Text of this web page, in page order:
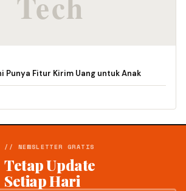
Punya Fitur Kirim Uang untuk Anak
// NEWSLETTER GRATIS
Tetap Update
Setiap Hari